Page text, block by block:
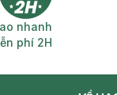
Giao nhanh
nhanh
phí 2H